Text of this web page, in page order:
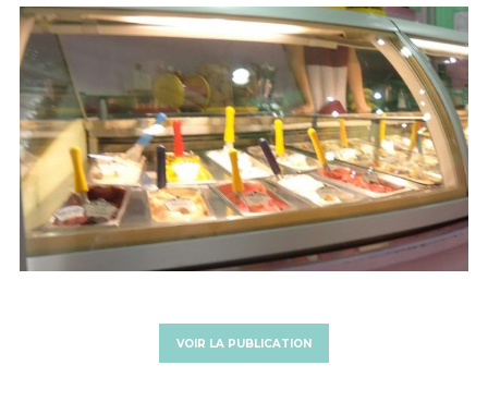
VOIR LA PUBLICATION